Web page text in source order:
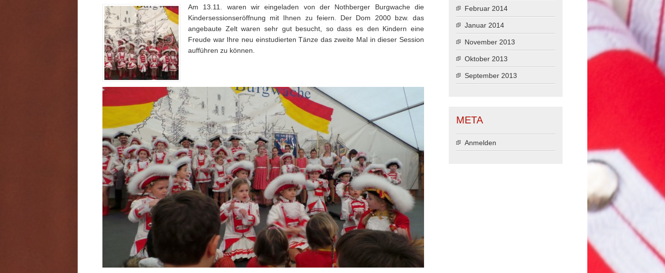
Am 13.11. waren wir eingeladen von der Nothberger Burgwache die
Kindersessionseröffnung mit Ihnen zu feiern. Der Dom 2000 bzw. das
angebaute Zelt waren sehr gut besucht, so dass es den Kindern eine
Freude war Ihre neu einstudierten Tänze das zweite Mal in dieser Session
aufführen zu können.
Februar 2014
Januar 2014
November 2013
Oktober 2013
September 2013
META
Anmelden